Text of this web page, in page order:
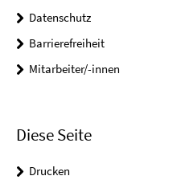
Datenschutz
Barrierefreiheit
Mitarbeiter/-innen
Diese Seite
Drucken